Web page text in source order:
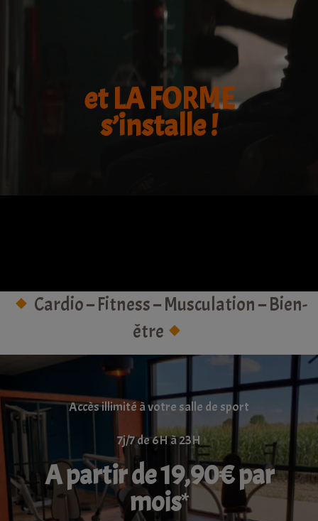
et LA FORME
s’installe !
Cardio – Fitness – Musculation – Bien-
être
Accès illimité à votre salle de sport
7j/7 de 6H à 23H
A partir de 19,90€ par
mois*